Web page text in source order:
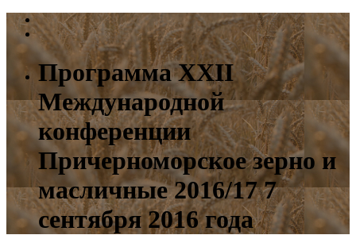
Программа XXII
Международной
конференции
Причерноморское зерно и
масличные 2016/17 7
сентября 2016 года